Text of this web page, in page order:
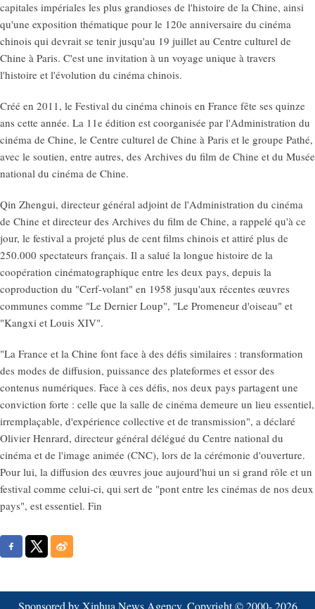
capitales impériales les plus grandioses de l'histoire de la Chine, ainsi
qu'une exposition thématique pour le 120e anniversaire du cinéma
chinois qui devrait se tenir jusqu'au 19 juillet au Centre culturel de
Chine à Paris. C'est une invitation à un voyage unique à travers
l'histoire et l'évolution du cinéma chinois.
Créé en 2011, le Festival du cinéma chinois en France fête ses quinze
ans cette année. La 11e édition est coorganisée par l'Administration du
cinéma de Chine, le Centre culturel de Chine à Paris et le groupe Pathé,
avec le soutien, entre autres, des Archives du film de Chine et du Musée
national du cinéma de Chine.
Qin Zhengui, directeur général adjoint de l'Administration du cinéma
de Chine et directeur des Archives du film de Chine, a rappelé qu'à ce
jour, le festival a projeté plus de cent films chinois et attiré plus de
250.000 spectateurs français. Il a salué la longue histoire de la
coopération cinématographique entre les deux pays, depuis la
coproduction du "Cerf-volant" en 1958 jusqu'aux récentes œuvres
communes comme "Le Dernier Loup", "Le Promeneur d'oiseau" et
"Kangxi et Louis XIV".
"La France et la Chine font face à des défis similaires : transformation
des modes de diffusion, puissance des plateformes et essor des
contenus numériques. Face à ces défis, nos deux pays partagent une
conviction forte : celle que la salle de cinéma demeure un lieu essentiel,
irremplaçable, d'expérience collective et de transmission", a déclaré
Olivier Henrard, directeur général délégué du Centre national du
cinéma et de l'image animée (CNC), lors de la cérémonie d'ouverture.
Pour lui, la diffusion des œuvres joue aujourd'hui un si grand rôle et un
festival comme celui-ci, qui sert de "pont entre les cinémas de nos deux
pays", est essentiel. Fin
Sponsored by Xinhua News Agency. Copyright © 2000-2026